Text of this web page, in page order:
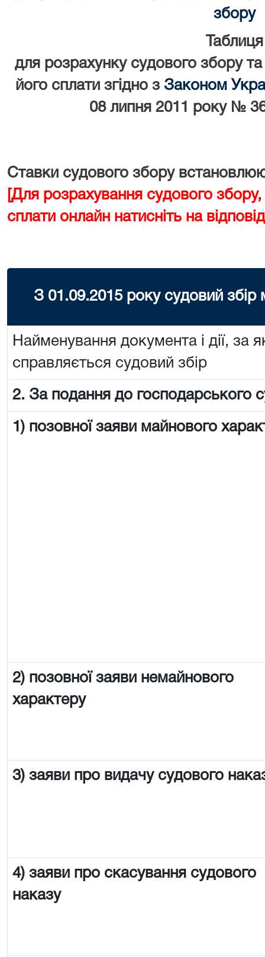
збору
Таблиця
для розрахунку судового збору
його сплати згідно з Законом
08 липня 2011 року №
Ставки судового збору
[Для розрахування судового
сплати онлайн натисніть на
З 01.09.2015 року судовий
Найменування документа і дії, за
справляється судовий збір
2. За подання до господарського
1) позовної заяви майнового
2) позовної заяви немайнового
характеру
3) заяви про видачу судового
4) заяви про скасування судового
наказу